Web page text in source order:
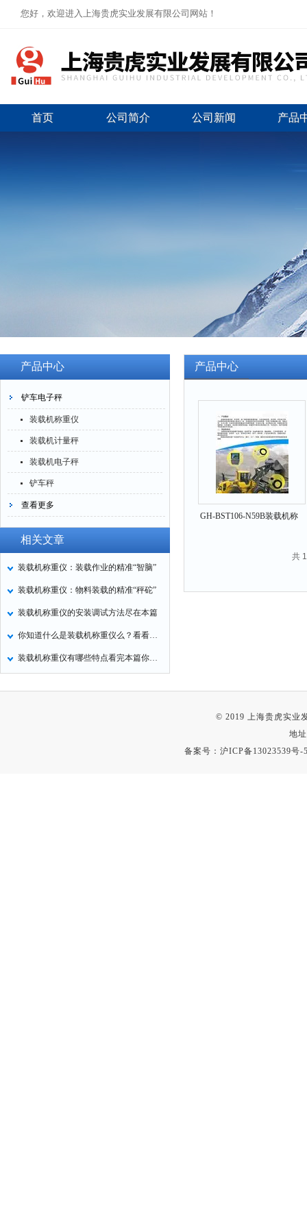
您好，欢迎进入上海贵虎实业发展有限公司网站！
首页 公司简介 公司新闻 产品
产品中心
铲车电子秤
装载机称重仪
装载机计量秤
装载机电子秤
铲车秤
查看更多
相关文章
装载机称重仪：装载作业的精准“智脑”
装载机称重仪：物料装载的精准“秤砣”
装载机称重仪的安装调试方法尽在本篇
你知道什么是装载机称重仪么？看看本篇吧
装载机称重仪有哪些特点看完本篇你就知道了
产品中心
GH-BST106-N59B装载机称
共
© 2019 上海贵虎实业
地
备案号：沪ICP备13023539号-